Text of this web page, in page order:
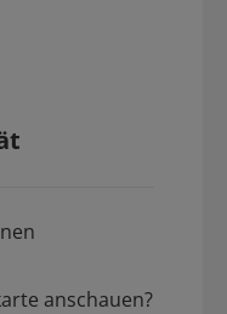
anschauen?